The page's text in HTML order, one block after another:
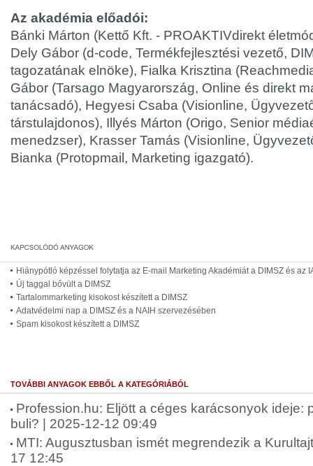
Az akadémia előadói:
Bánki Márton (Kettő Kft. - PROAKTIVdirekt
Dely Gábor (d-code, Termékfejlesztési vezető,
tagozatának elnöke), Fialka Krisztina
Gábor (Tarsago Magyarország, Online és direkt
tanácsadó), Hegyesi Csaba (Visionline,
társtulajdonos), Illyés Márton (Origo, Senior
menedzser), Krasser Tamás (Visionline,
Bianka (Protopmail, Marketing igazgató).
Hiánypótló képzéssel folytatja az E-mail Marketing Akadémiát a DIMSZ és az
Új taggal bővült a DIMSZ
Tartalommarketing kisokost készített a DIMSZ
Adatvédelmi nap a DIMSZ és a NAIH szervezésében
Spam kisokost készített a DIMSZ
TOVÁBBI ANYAGOK EBBŐL A KATEGÓRIÁBÓL
Profession.hu: Eljött a céges karácsonyok ideje:
buli? | 2025-12-12 09:49
MTI: Augusztusban ismét megrendezik a
17 12:45